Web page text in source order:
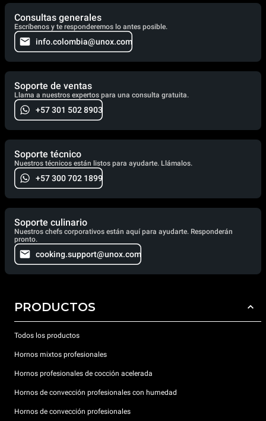
Consultas generales
Escríbenos y te responderemos lo antes posible.
info.colombia@unox.com
Soporte de ventas
Llama a nuestros expertos para una consulta gratuita.
+57 301 502 8903
Soporte técnico
Nuestros técnicos están listos para ayudarte. Llámalos.
+57 300 702 1899
Soporte culinario
Nuestros chefs corporativos están aquí para ayudarte. Responderán
pronto.
cooking.support@unox.com
PRODUCTOS
Todos los productos
Hornos mixtos profesionales
Hornos profesionales de cocción acelerada
Hornos de convección profesionales con humedad
Hornos de convección profesionales